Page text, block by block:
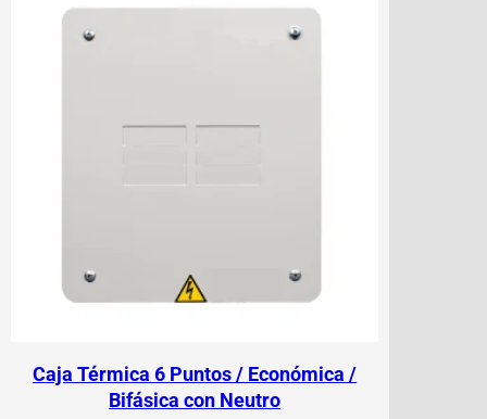
Caja Térmica 6 Puntos / Económica /
Bifásica con Neutro